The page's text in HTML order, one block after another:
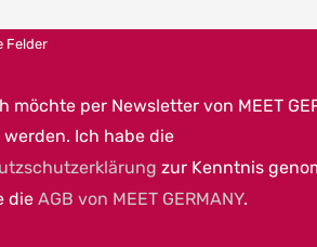
Felder
möchte per Newsletter von MEET
Ich habe die
zur Kenntnis
die AGB von MEET GERMANY.